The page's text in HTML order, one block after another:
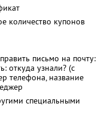
количество купонов
письмо на почту:
откуда узнали? (с
телефона, название
специальными